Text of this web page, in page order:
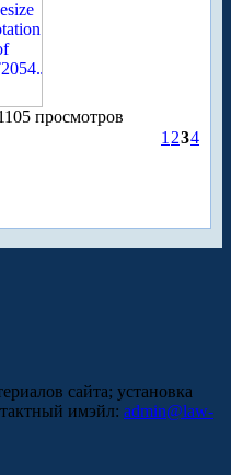
просмотров
1 234
сайта; установка
имэйл: admin@law-